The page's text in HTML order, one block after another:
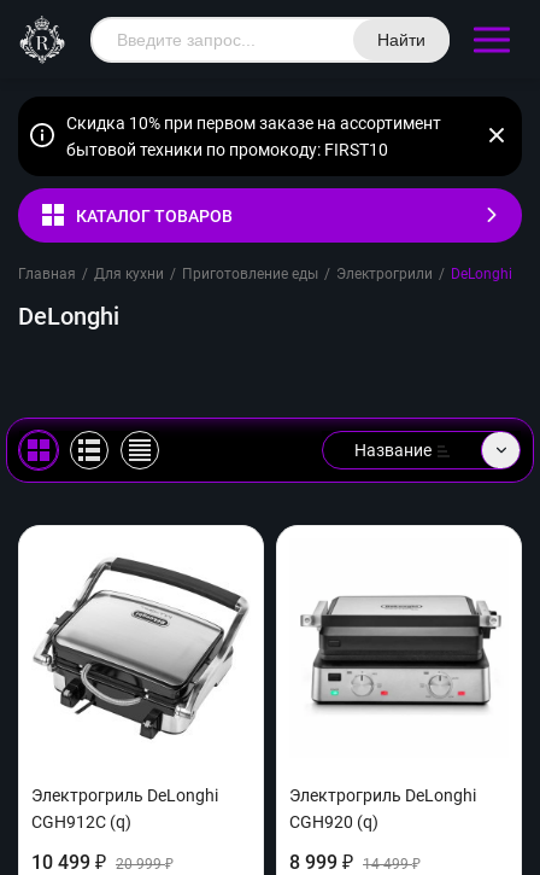
Найти
Скидка 10% при первом заказе на ассортимент
бытовой техники по промокоду: FIRST10
КАТАЛОГ ТОВАРОВ
Главная / Для кухни / Приготовление еды / Электрогрили / DeLonghi
DeLonghi
Название
Электрогриль DeLonghi
CGH912C (q)
10 499 ₽ 20 999₽
Электрогриль DeLonghi
CGH920 (q)
8 999 ₽ 14 499₽